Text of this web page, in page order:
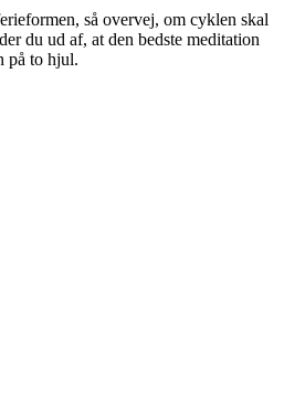
så overvej, om cyklen skal
du ud af, at den bedste meditation
på to hjul.